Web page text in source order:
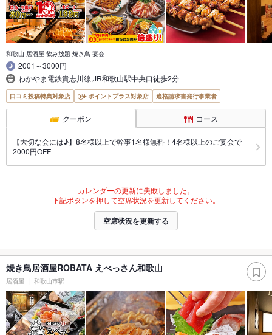
和歌山 居酒屋 飲み放題 焼き鳥 宴会
2001～3000円
わかやま電鉄貴志川線,JR和歌山駅中央口徒歩2分
口コミ投稿特典対象店 ポイントプラス対象店 適格請求書発行事業者
クーポン コース
【大切な会には♪】8名様以上で幹事1名様無料！4名様以上のご宴会で
2000円OFF
カレンダーの更新に失敗しました。
下記ボタンを押して空席状況を更新してください。
空席状況を更新する
焼き鳥居酒屋ROBATA えべっさん和歌山
居酒屋 和歌山市駅